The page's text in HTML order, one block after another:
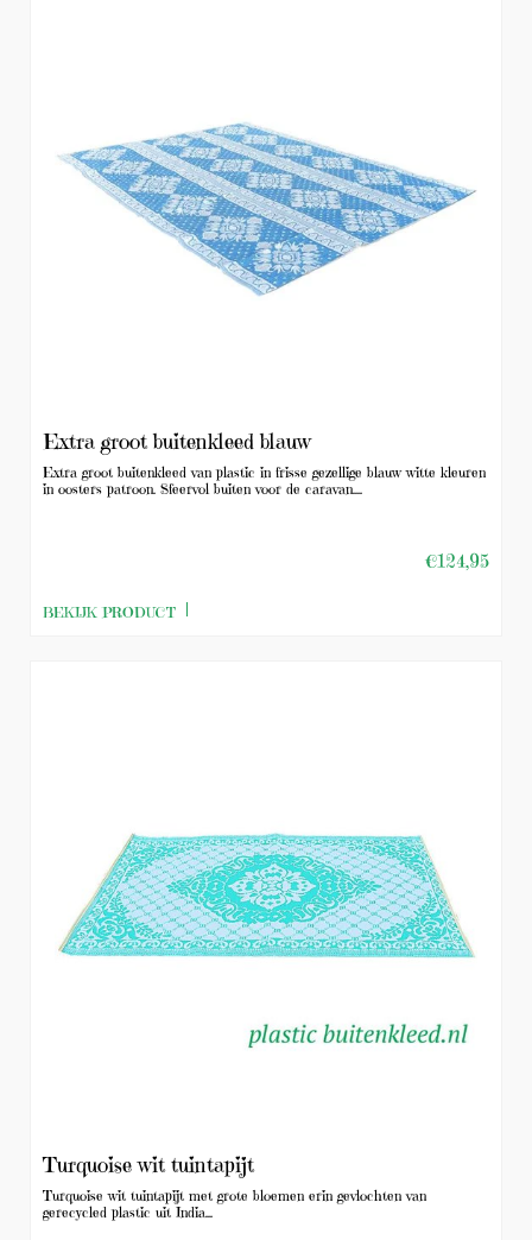
Extra groot buitenkleed blauw
Extra groot buitenkleed van plastic in frisse gezellige blauw witte kleuren
in oosters patroon. Sfeervol buiten voor de caravan....
€124,95
BEKIJK PRODUCT
Turquoise wit tuintapijt
Turquoise wit tuintapijt met grote bloemen erin gevlochten van
gerecycled plastic uit India...